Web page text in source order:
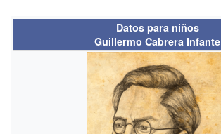
Datos para niños
Guillermo Cabrera Infante